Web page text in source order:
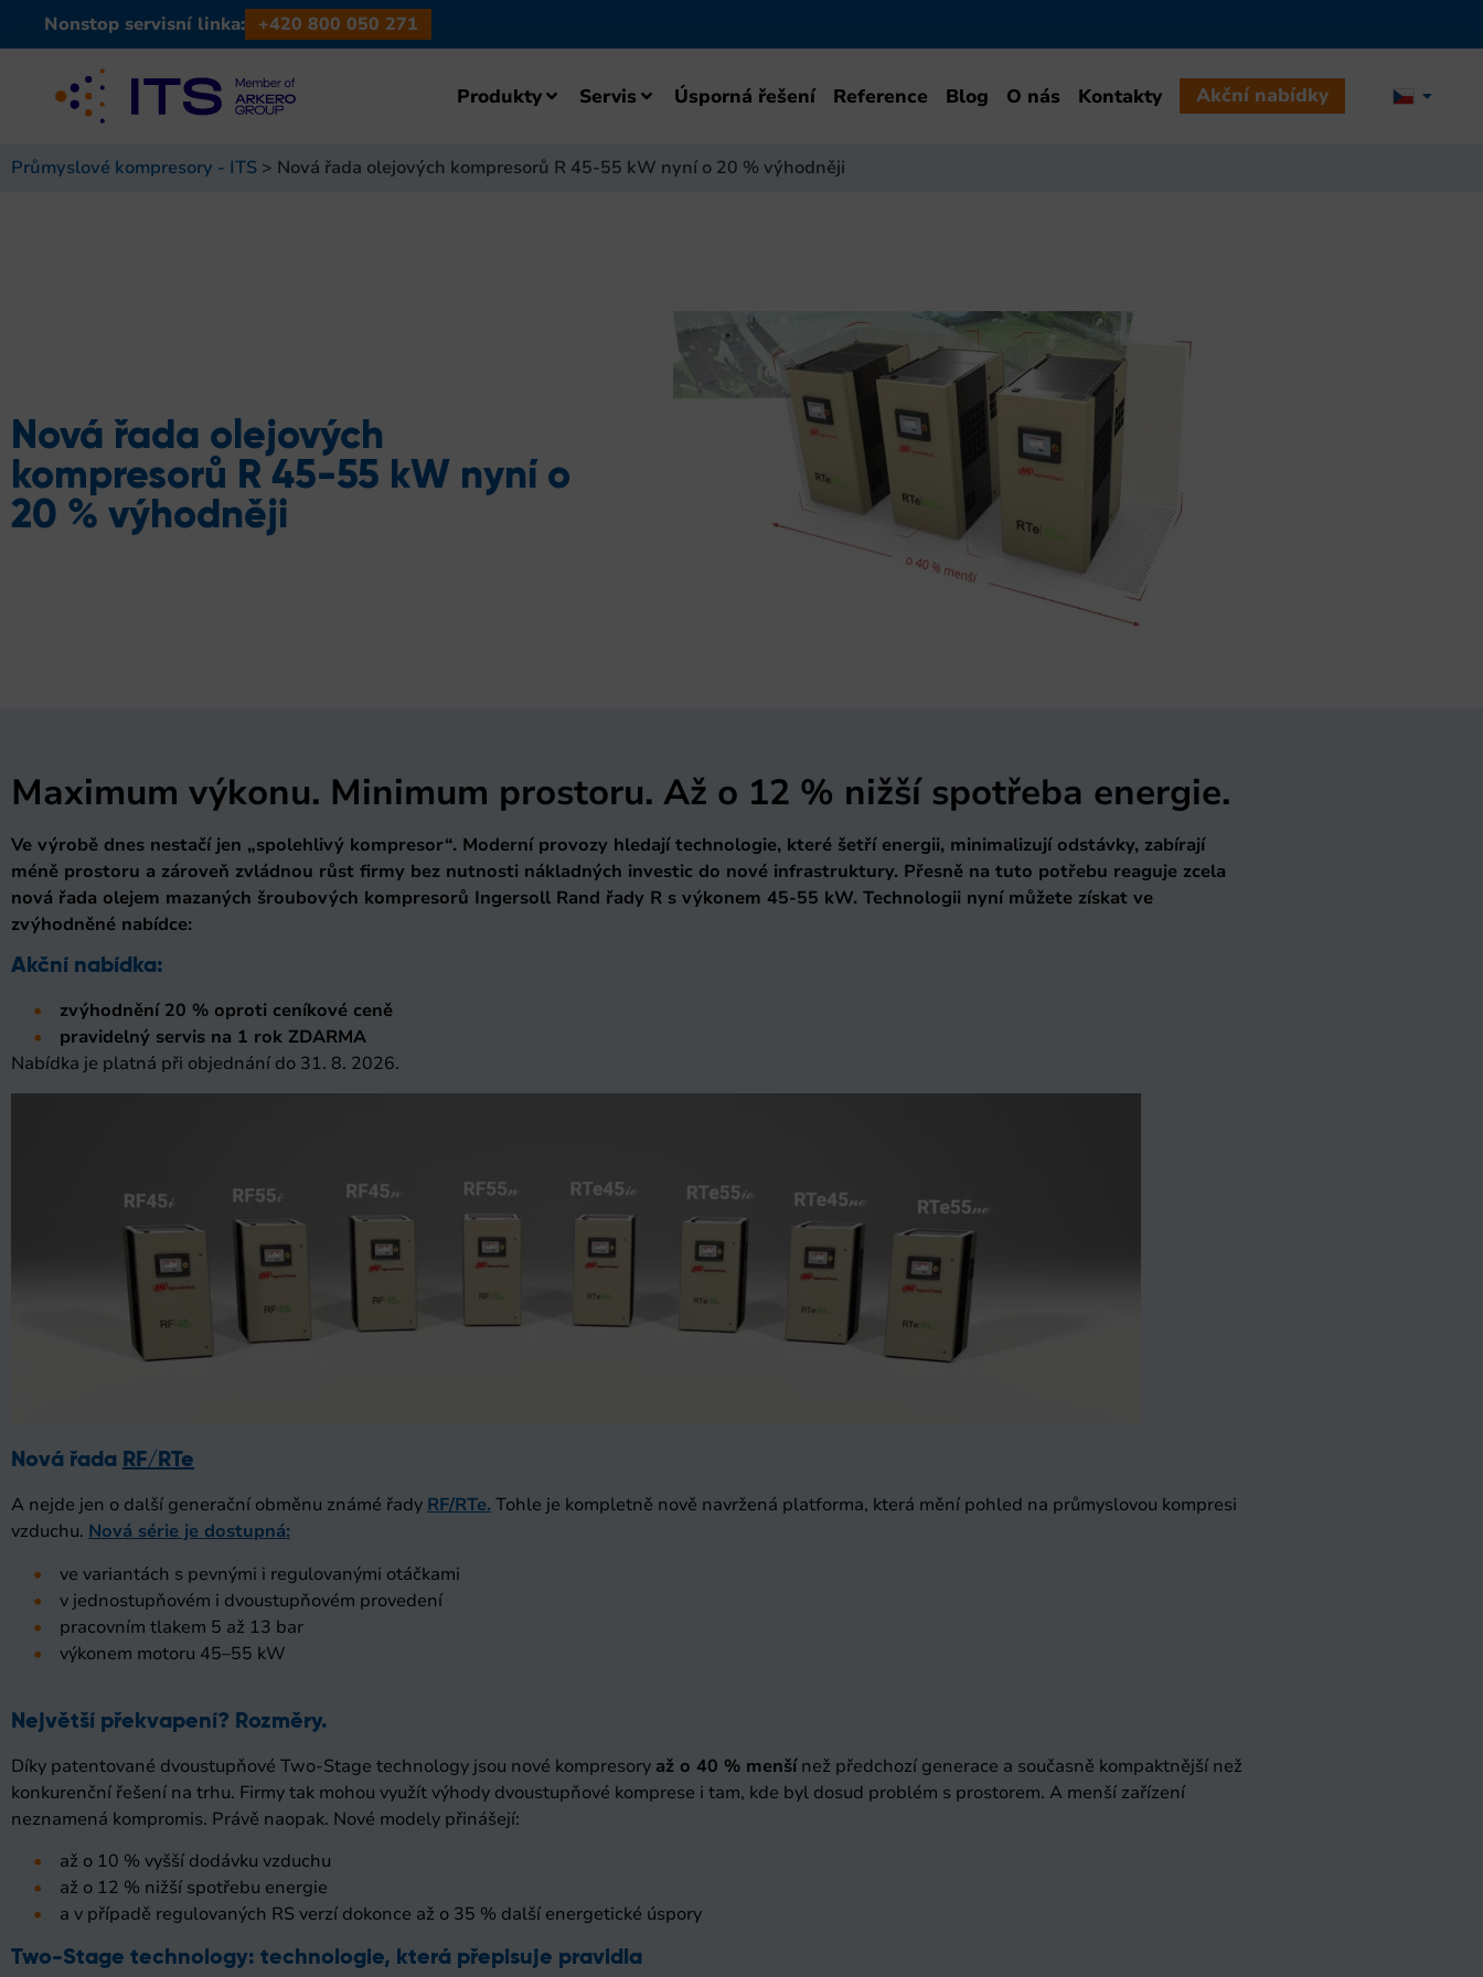
Nonstop servisní linka: +420 800 050 271
Produkty Servis Úsporná řešení Reference Blog O nás Kontakty Akční nabídky
Průmyslové kompresory - ITS > Nová řada olejových kompresorů R 45-55 kW nyní o 20 % výhodněji
Nová řada olejových
kompresorů R 45-55 kW nyní o
20 % výhodněji
Maximum výkonu. Minimum prostoru. Až o 12 % nižší spotřeba energie.
Ve výrobě dnes nestačí jen „spolehlivý kompresor“. Moderní provozy hledají technologie, které šetří energii, minimalizují odstávky, zabírají
méně prostoru a zároveň zvládnou růst firmy bez nutnosti nákladných investic do nové infrastruktury. Přesně na tuto potřebu reaguje zcela
nová řada olejem mazaných šroubových kompresorů Ingersoll Rand řady R s výkonem 45-55 kW. Technologii nyní můžete získat ve
zvýhodněné nabídce:
Akční nabídka:
zvýhodnění 20 % oproti ceníkové ceně
pravidelný servis na 1 rok ZDARMA
Nabídka je platná při objednání do 31. 8. 2026.
Nová řada RF/RTe
A nejde jen o další generační obměnu známé řady RF/RTe. Tohle je kompletně nově navržená platforma, která mění pohled na průmyslovou kompresi
vzduchu. Nová série je dostupná:
ve variantách s pevnými i regulovanými otáčkami
v jednostupňovém i dvoustupňovém provedení
pracovním tlakem 5 až 13 bar
výkonem motoru 45–55 kW
Největší překvapení? Rozměry.
Díky patentované dvoustupňové Two-Stage technology jsou nové kompresory až o 40 % menšínež předchozí generace a současně kompaktnější než
konkurenční řešení na trhu. Firmy tak mohou využít výhody dvoustupňové komprese i tam, kde byl dosud problém s prostorem. A menší zařízení
neznamená kompromis. Právě naopak. Nové modely přinášejí:
až o 10 % vyšší dodávku vzduchu
až o 12 % nižší spotřebu energie
a v případě regulovaných RS verzí dokonce až o 35 % další energetické úspory
Two-Stage technology: technologie, která přepisuje pravidla